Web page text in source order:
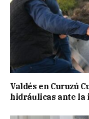
Valdés en Curuzú
hidráulicas ante la